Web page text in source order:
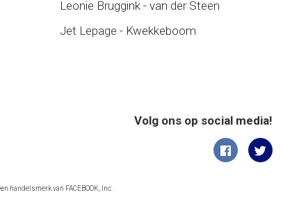
Leonie Bruggink - van der Steen
Jet Lepage - Kwekkeboom
Volg ons op social media!
handelsmerk van FACEBOOK, Inc.